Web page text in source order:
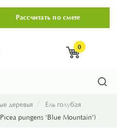
Рассчитать по смете
0
деревья
Ель голубая
pungens 'Blue Mountain')